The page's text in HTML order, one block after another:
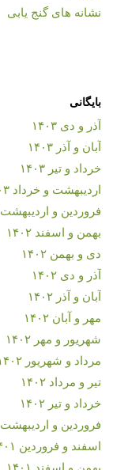
نشانه های گنج یابی
بایگانی
آذر و دی ۱۴۰۳
آبان و آذر ۱۴۰۳
خرداد و تیر ۱۴۰۳
اردیبهشت و خرداد ۱۴۰۳
فروردین و اردیبهشت ۱۴۰۳
بهمن و اسفند ۱۴۰۲
دی و بهمن ۱۴۰۲
آذر و دی ۱۴۰۲
آبان و آذر ۱۴۰۲
مهر و آبان ۱۴۰۲
شهریور و مهر ۱۴۰۲
مرداد و شهریور ۱۴۰۲
تیر و مرداد ۱۴۰۲
خرداد و تیر ۱۴۰۲
فروردین و اردیبهشت ۱۴۰۲
اسفند و فروردین ۱۴۰۱
بهمن و اسفند ۱۴۰۱